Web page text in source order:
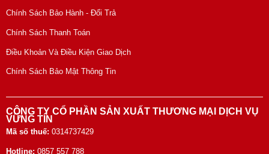
Chính Sách Bảo Hành - Đổi Trả
Chính Sách Thanh Toán
Điều Khoản Và Điều Kiện Giao Dịch
Chính Sách Bảo Mật Thông Tin
CÔNG TY CỔ PHẦN SẢN XUẤT THƯƠNG MẠI DỊCH VỤ
VỮNG TÍN
Mã số thuế: 0314737429
Hotline: 0857 557 788